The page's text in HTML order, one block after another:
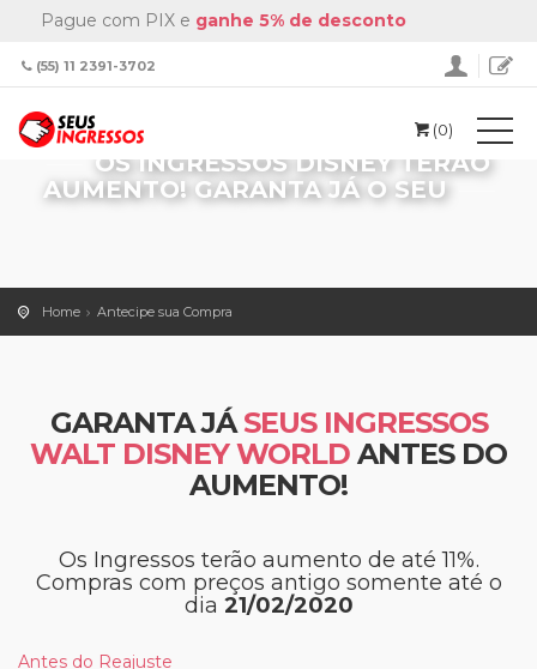
Pague com PIX e ganhe 5% de desconto
(55) 11 2391-3702
(0)
OS INGRESSOS DISNEY TERÃO
AUMENTO! GARANTA JÁ O SEU
Home Antecipe sua Compra
GARANTA JÁSEUS INGRESSOS
WALT DISNEY WORLD ANTES DO
AUMENTO!
Os Ingressos terão aumento de até 11%.
Compras com preços antigo somente até o
dia 21/02/2020
Antes do Reajuste